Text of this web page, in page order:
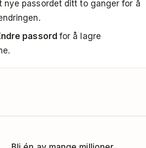
nye passordet ditt to ganger for å
passord for å lagre